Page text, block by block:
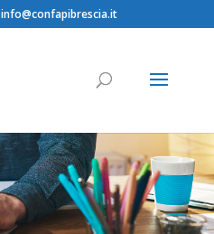
info@confapibrescia.it